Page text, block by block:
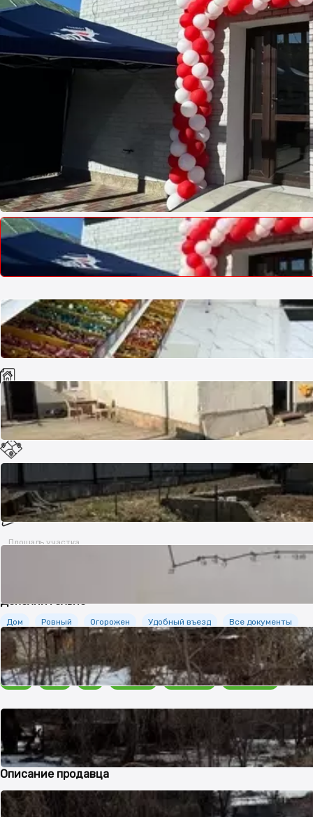
Целевое назначение
ЛПХ (личное подсобное хозяйство)
Делимый
Площадь участка
Дополнительно
Дом Ровный Огорожен Удобный въезд Все документы
Коммуникации
Свет Вода Газ Телефон Интернет Отопление
Расположение
В городе
Описание продавца
Ровный участок у дороги, 26 соток. Экологически